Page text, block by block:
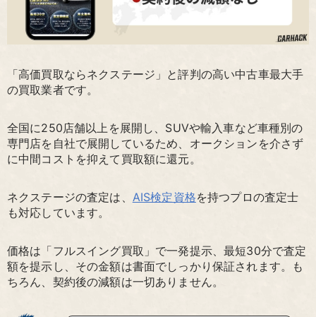
「高価買取ならネクステージ」と評判の高い中古車最大手
の買取業者です。
全国に250店舗以上を展開し、SUVや輸入車など車種別の
専門店を自社で展開しているため、オークションを介さず
に中間コストを抑えて買取額に還元。
ネクステージの査定は、 AIS検定資格を持つプロの査定士
も対応しています。
価格は「フルスイング買取」で一発提示、最短30分で査定
額を提示し、その金額は書面でしっかり保証されます。も
ちろん、契約後の減額は一切ありません。